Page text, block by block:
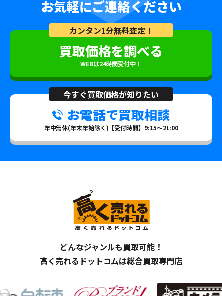
お気軽にご連絡ください
カンタン1分無料査定！
買取価格を調べる
WEBは24時間受付中！
今すぐ買取価格が知りたい
お電話で買取相談
年中無休(年末年始除く)【受付時間】9:15～21:00
どんなジャンルも買取可能！
高く売れるドットコムは総合買取専門店